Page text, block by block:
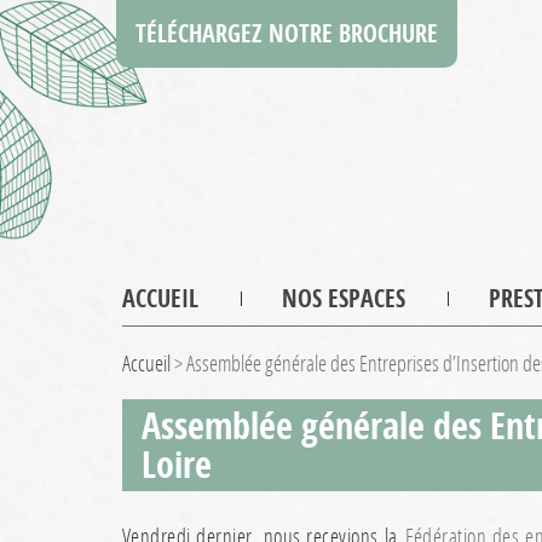
TÉLÉCHARGEZ NOTRE BROCHURE
ACCUEIL NOS ESPACES
Accueil>Assemblée générale des Entreprises d’Insertion
Assemblée générale des
Loire
Vendredi dernier, nous recevions la Fédération des